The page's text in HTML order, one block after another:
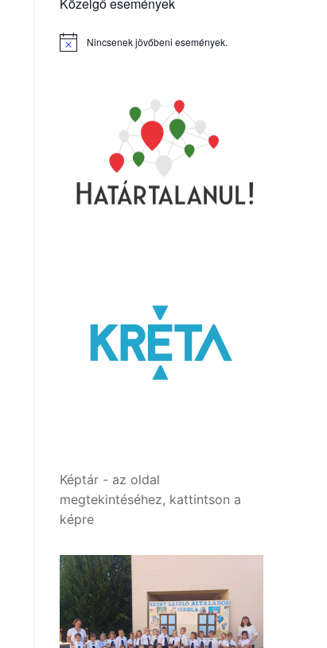
Notice Nincsenek jövőbeni események.
Képtár - az oldal
megtekintéséhez, kattintson a
képre